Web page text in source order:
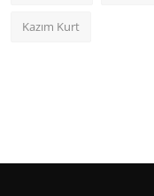
Kazım Kurt